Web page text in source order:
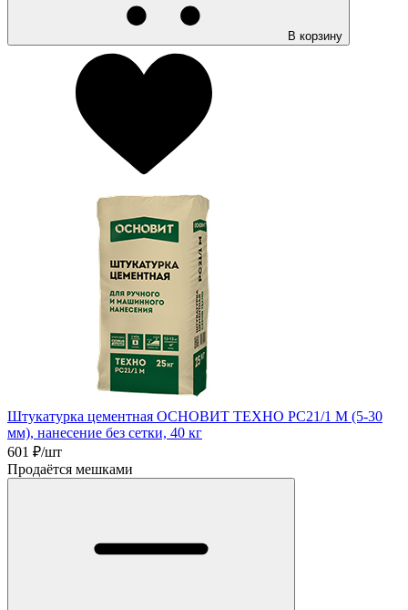
В корзину
Штукатурка цементная ОСНОВИТ ТЕХНО РС21/1 М (5-30
мм), нанесение без сетки, 40 кг
601 ₽/шт
Продаётся мешками